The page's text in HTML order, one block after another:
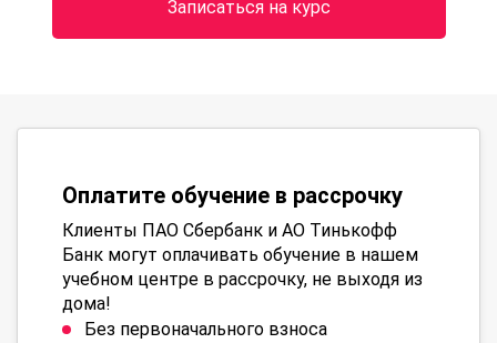
Записаться на курс
Оплатите обучение в рассрочку
Клиенты ПАО Сбербанк и АО Тинькофф
Банк могут оплачивать обучение в нашем
учебном центре в рассрочку, не выходя из
дома!
Без первоначального взноса